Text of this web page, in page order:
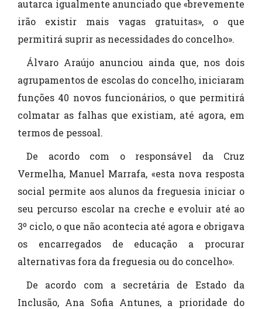
autarca igualmente anunciado que «brevemente
irão existir mais vagas gratuitas», o que
permitirá suprir as necessidades do concelho».
Álvaro Araújo anunciou ainda que, nos dois
agrupamentos de escolas do concelho, iniciaram
funções 40 novos funcionários, o que permitirá
colmatar as falhas que existiam, até agora, em
termos de pessoal.
De acordo com o responsável da Cruz
Vermelha, Manuel Marrafa, «esta nova resposta
social permite aos alunos da freguesia iniciar o
seu percurso escolar na creche e evoluir até ao
3º ciclo, o que não acontecia até agora e obrigava
os encarregados de educação a procurar
alternativas fora da freguesia ou do concelho».
De acordo com a secretária de Estado da
Inclusão, Ana Sofia Antunes, a prioridade do